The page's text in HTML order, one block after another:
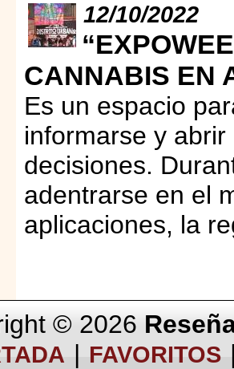
12/10/2022
CANNABIS EN
Es un espacio
informarse y
decisiones.
adentrarse en el
aplicaciones, la
© 2026
| FAVORITOS